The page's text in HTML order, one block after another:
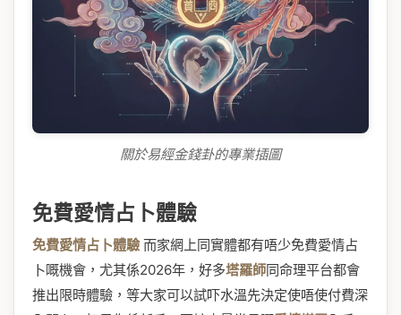
關於易經金錢卦的專業插圖
免費愛情占卜體驗
免費愛情占卜體驗而家網上同實體都有唔少免費愛情占
卜嘅機會，尤其係2026年，好多塔羅師同命理平台都會
推出限時體驗，等大家可以試吓水溫先決定使唔使付費深